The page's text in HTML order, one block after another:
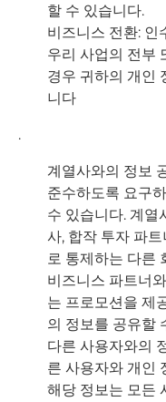
할 수 있습니다.
비즈니스 전환: 인
우리 사업의 전부
경우 귀하의 개인
니다
.
계열사와의 정보
준수하도록 요구
수 있습니다. 계열
사, 합작 투자 파
로 통제하는 다른
비즈니스 파트너
는 프로모션을 제
의 정보를 공유할
다른 사용자와의
른 사용자와 개인
해당 정보는 모든